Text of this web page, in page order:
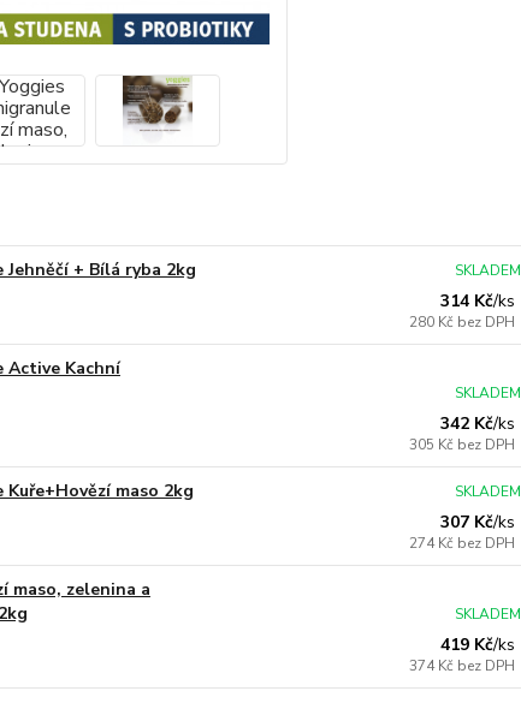
+ Bílá ryba 2kg
314 Kč/ks
280 Kč bez DPH
SKLADEM
Active Kachní
342 Kč/ks
305 Kč bez DPH
SKLADEM
maso 2kg
307 Kč/ks
274 Kč bez DPH
SKLADEM
maso, zelenina a
419 Kč/ks
374 Kč bez DPH
SKLADEM